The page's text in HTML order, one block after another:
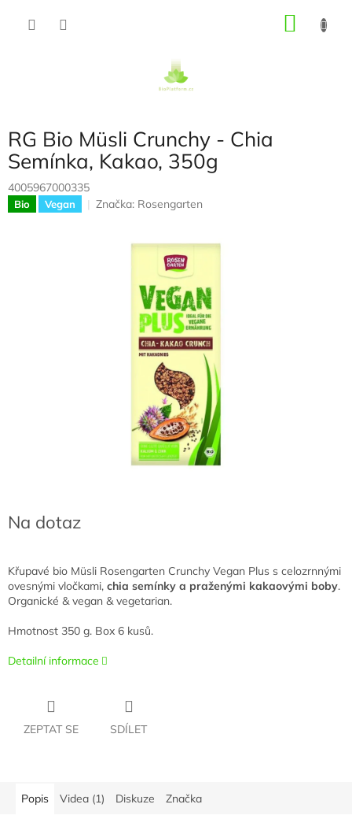
RG Bio Müsli Crunchy - Chia
Semínka, Kakao, 350g
4005967000335
Bio Vegan Značka: Rosengarten
Na dotaz
Křupavé bio Müsli Rosengarten Crunchy Vegan Plus s celozrnnými
ovesnými vločkami, chia semínky a praženými kakaovými boby.
Organické & vegan & vegetarian.
Hmotnost 350 g. Box 6 kusů.
Detailní informace
ZEPTAT SE SDÍLET
Popis Videa (1) Diskuze Značka